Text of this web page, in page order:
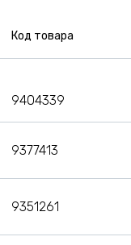
Код товара
9404339
9377413
9351261